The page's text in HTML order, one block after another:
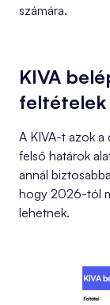
számára.
KIVA
feltételek
A KIVA-t azok a
felső határok
annál
hogy 2026-tól
lehetnek.